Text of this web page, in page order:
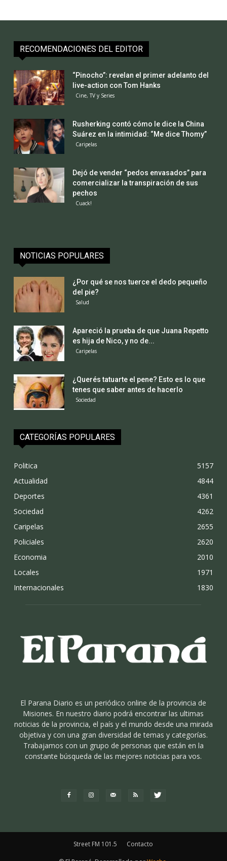
RECOMENDACIONES DEL EDITOR
“Pinocho”: revelan el primer adelanto del
live-action con Tom Hanks
Cine, TV y Series
Rusherking contó cómo le dice la China
Suárez en la intimidad: “Me dice Thomy”
Caripelas
Dejó de vender “pedos envasados” para
comercializar la transpiración de sus
pechos
Cuack!
NOTICIAS POPULARES
¿Por qué se nos tuerce el dedo pequeño
del pie?
Salud
Apareció la prueba de que Juana Repetto
es hija de Nico, y no de...
Caripelas
¿Querés tatuarte el pene? Esto es lo que
tenes que saber antes de hacerlo
Sociedad
CATEGORÍAS POPULARES
Politica
5157
Actualidad
4844
Deportes
4361
Sociedad
4262
Caripelas
2655
Policiales
2620
Economia
2010
Locales
1971
Internacionales
1830
El Parana Diario es un periódico online de la provincia de
Misiones. En nuestro diario podrá encontrar las ultimas
noticias de la provincia, el país y el mundo desde una mirada
objetiva y con una gran diversidad de temas y categorías.
Trabajamos con un grupo de personas que están en la
constante búsqueda de las mejores noticias para vos.
Street FM 101.5 Contacto